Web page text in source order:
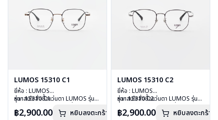
LUMOS 15310 C1
ยี่ห้อ : LUMOS
รุ่น : 15310 C1
เลนส์ : Demo Lens
หากสนใจสั่งชื้อแว่นตา LUMOS รุ่น
กรุณาติดต่อเราคลิก
฿2,900.00 หยิบลงตะกร้า
LUMOS 15310 C2
ยี่ห้อ : LUMOS
รุ่น : 15310 C2
เลนส์ : Demo Lens
หากสนใจสั่งชื้อแว่นตา LUMOS รุ่น
กรุณาติดต่อเราคลิก
฿2,900.00 หยิบลงตะกร้า